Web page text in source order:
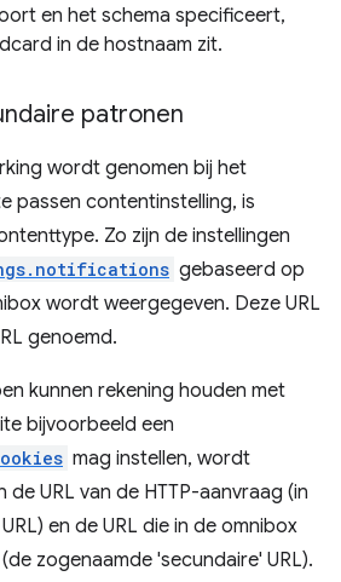
en het schema specificeert,
in de hostnaam zit.
patronen
wordt genomen bij het
passen contentinstelling, is
Zo zijn de instellingen
gebaseerd op
wordt weergegeven. Deze URL
genoemd.
kunnen rekening houden met
bijvoorbeeld een
mag instellen, wordt
URL van de HTTP-aanvraag (in
en de URL die in de omnibox
zogenaamde 'secundaire' URL).